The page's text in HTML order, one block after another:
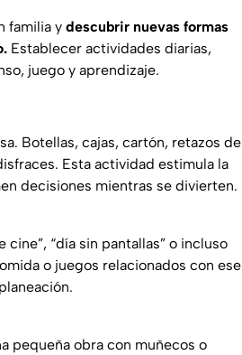
familia y descubrir nuevas formas
Establecer actividades diarias,
juego y aprendizaje.
Botellas, cajas, cartón, retazos de
Esta actividad estimula la
decisiones mientras se divierten.
“día sin pantallas” o incluso
o juegos relacionados con ese
pequeña obra con muñecos o